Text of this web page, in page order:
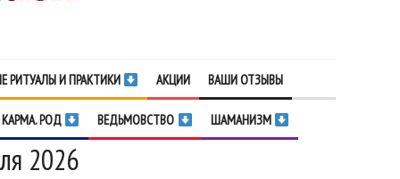
РИТУАЛЫ И ПРАКТИКИ АКЦИИ ВАШИ ОТЗЫВЫ
КАРМА. РОД ВЕДЬМОВСТВО ШАМАНИЗМ
2026